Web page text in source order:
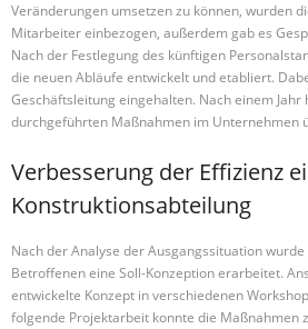
Veränderungen umsetzen zu können, wurden
Mitarbeiter einbezogen, außerdem gab es
Nach der Festlegung des künftigen
die neuen Abläufe entwickelt und etabliert.
Geschäftsleitung eingehalten. Nach einem Jahr
durchgeführten Maßnahmen im Unternehmen
Verbesserung der Effizienz
Konstruktionsabteilung
Nach der Analyse der Ausgangssituation
Betroffenen eine Soll-Konzeption erarbeitet.
entwickelte Konzept in verschiedenen
folgende Projektarbeit konnte die Maßnahmen